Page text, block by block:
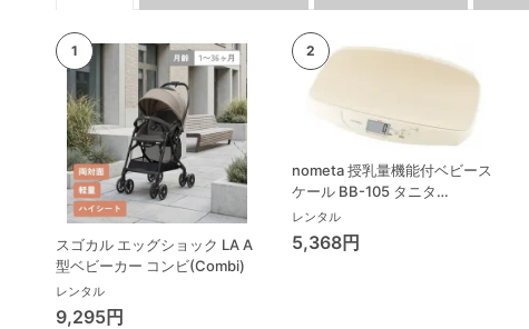
スゴカル エッグショック LA A
型ベビーカー コンビ(Combi)
レンタル
9,295円
nometa 授乳量機能付ベビース
ケール BB-105 タニタ
(TANITA) ベビースケール・体
重計
レンタル
5,368円